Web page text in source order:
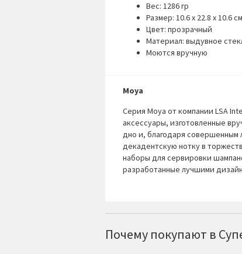
Вес: 1286 гр
Размер: 10.6 х 22.8 х 10.6 см
Цвет: прозрачный
Материал: выдувное
Моются вручную
Moya
Серия Moya от компании LSA
аксессуары, изготовленные
дно и, благодаря совершенным
декадентскую нотку в
наборы для сервировки
разработанные лучшими
Почему покупают в